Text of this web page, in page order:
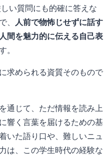
い質問にも的確に答えな
、 人前で物怖じせずに話す
間を魅力的に伝える自己表
。
求められる資質そのもので
通じて、ただ情報を読み上
響く言葉を届けるための基
いた語り口や、難しいニュ
は、この学生時代の経験な